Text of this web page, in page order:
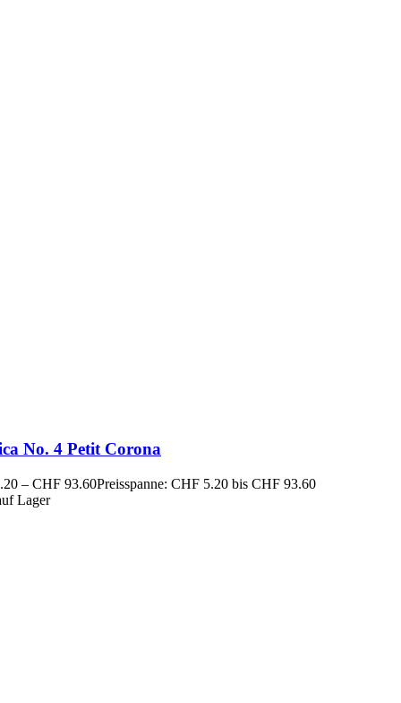
No. 4 Petit Corona
– CHF 93.60Preisspanne: CHF 5.20 bis CHF 93.60
Lager